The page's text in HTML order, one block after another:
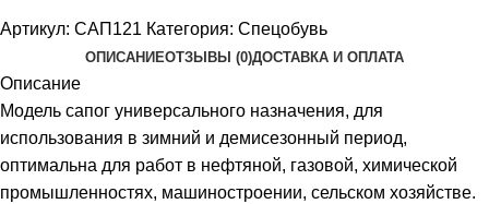
Артикул: САП121 Категория: Спецобувь
ОПИСАНИЕОТЗЫВЫ (0)ДОСТАВКА И ОПЛАТА
Описание
Модель сапог универсального назначения, для
использования в зимний и демисезонный период,
оптимальна для работ в нефтяной, газовой, химической
промышленностях, машиностроении, сельском хозяйстве.